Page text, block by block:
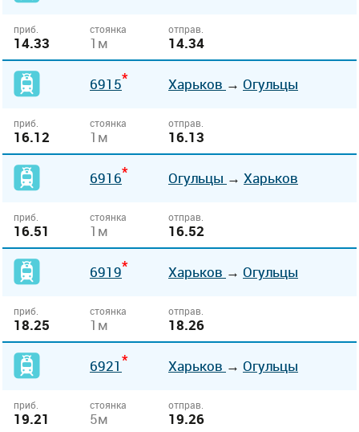
приб.
14.33
стоянка
1м
отправ.
14.34
6915* Харьков → Огульцы
приб.
16.12
стоянка
1м
отправ.
16.13
6916* Огульцы → Харьков
приб.
16.51
стоянка
1м
отправ.
16.52
6919* Харьков → Огульцы
приб.
18.25
стоянка
1м
отправ.
18.26
6921* Харьков → Огульцы
приб.
19.21
стоянка
5м
отправ.
19.26